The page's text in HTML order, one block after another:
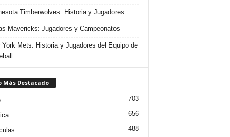
Timberwolves: Historia y Jugadores
Mavericks: Jugadores y Campeonatos
York Mets: Historia y Jugadores del Equipo de
Más Destacado
703
656
488